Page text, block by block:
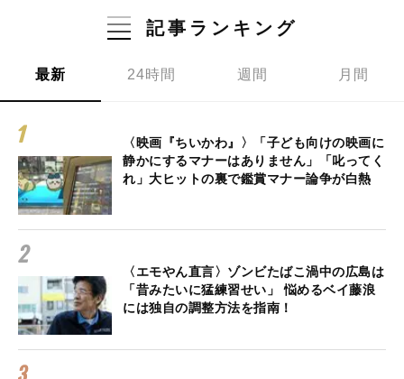
記事ランキング
最新 24時間 週間 月間
〈映画『ちいかわ』〉「子ども向けの映画に
静かにするマナーはありません」「叱ってく
れ」大ヒットの裏で鑑賞マナー論争が白熱
〈エモやん直言〉ゾンビたばこ渦中の広島は
「昔みたいに猛練習せい」 悩めるベイ藤浪
には独自の調整方法を指南！